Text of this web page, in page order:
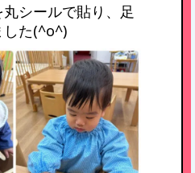
シールで貼り、足
した(^o^)